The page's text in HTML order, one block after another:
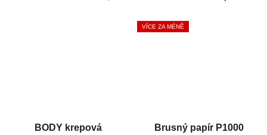
vrchních...
BODY krepová
VÍCE ZA MÉNĚ
Brusný papír P1000